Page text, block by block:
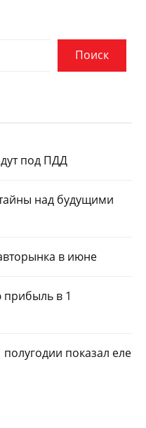
Поиск
под ПДД
над будущими
в июне
в 1
показал еле